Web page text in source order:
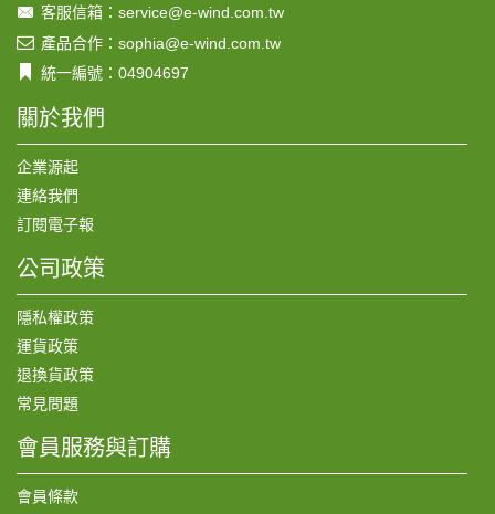
客服信箱：service@e-wind.com.tw
產品合作：sophia@e-wind.com.tw
統一編號：04904697
關於我們
企業源起
連絡我們
訂閱電子報
公司政策
隱私權政策
運貨政策
退換貨政策
常見問題
會員服務與訂購
會員條款